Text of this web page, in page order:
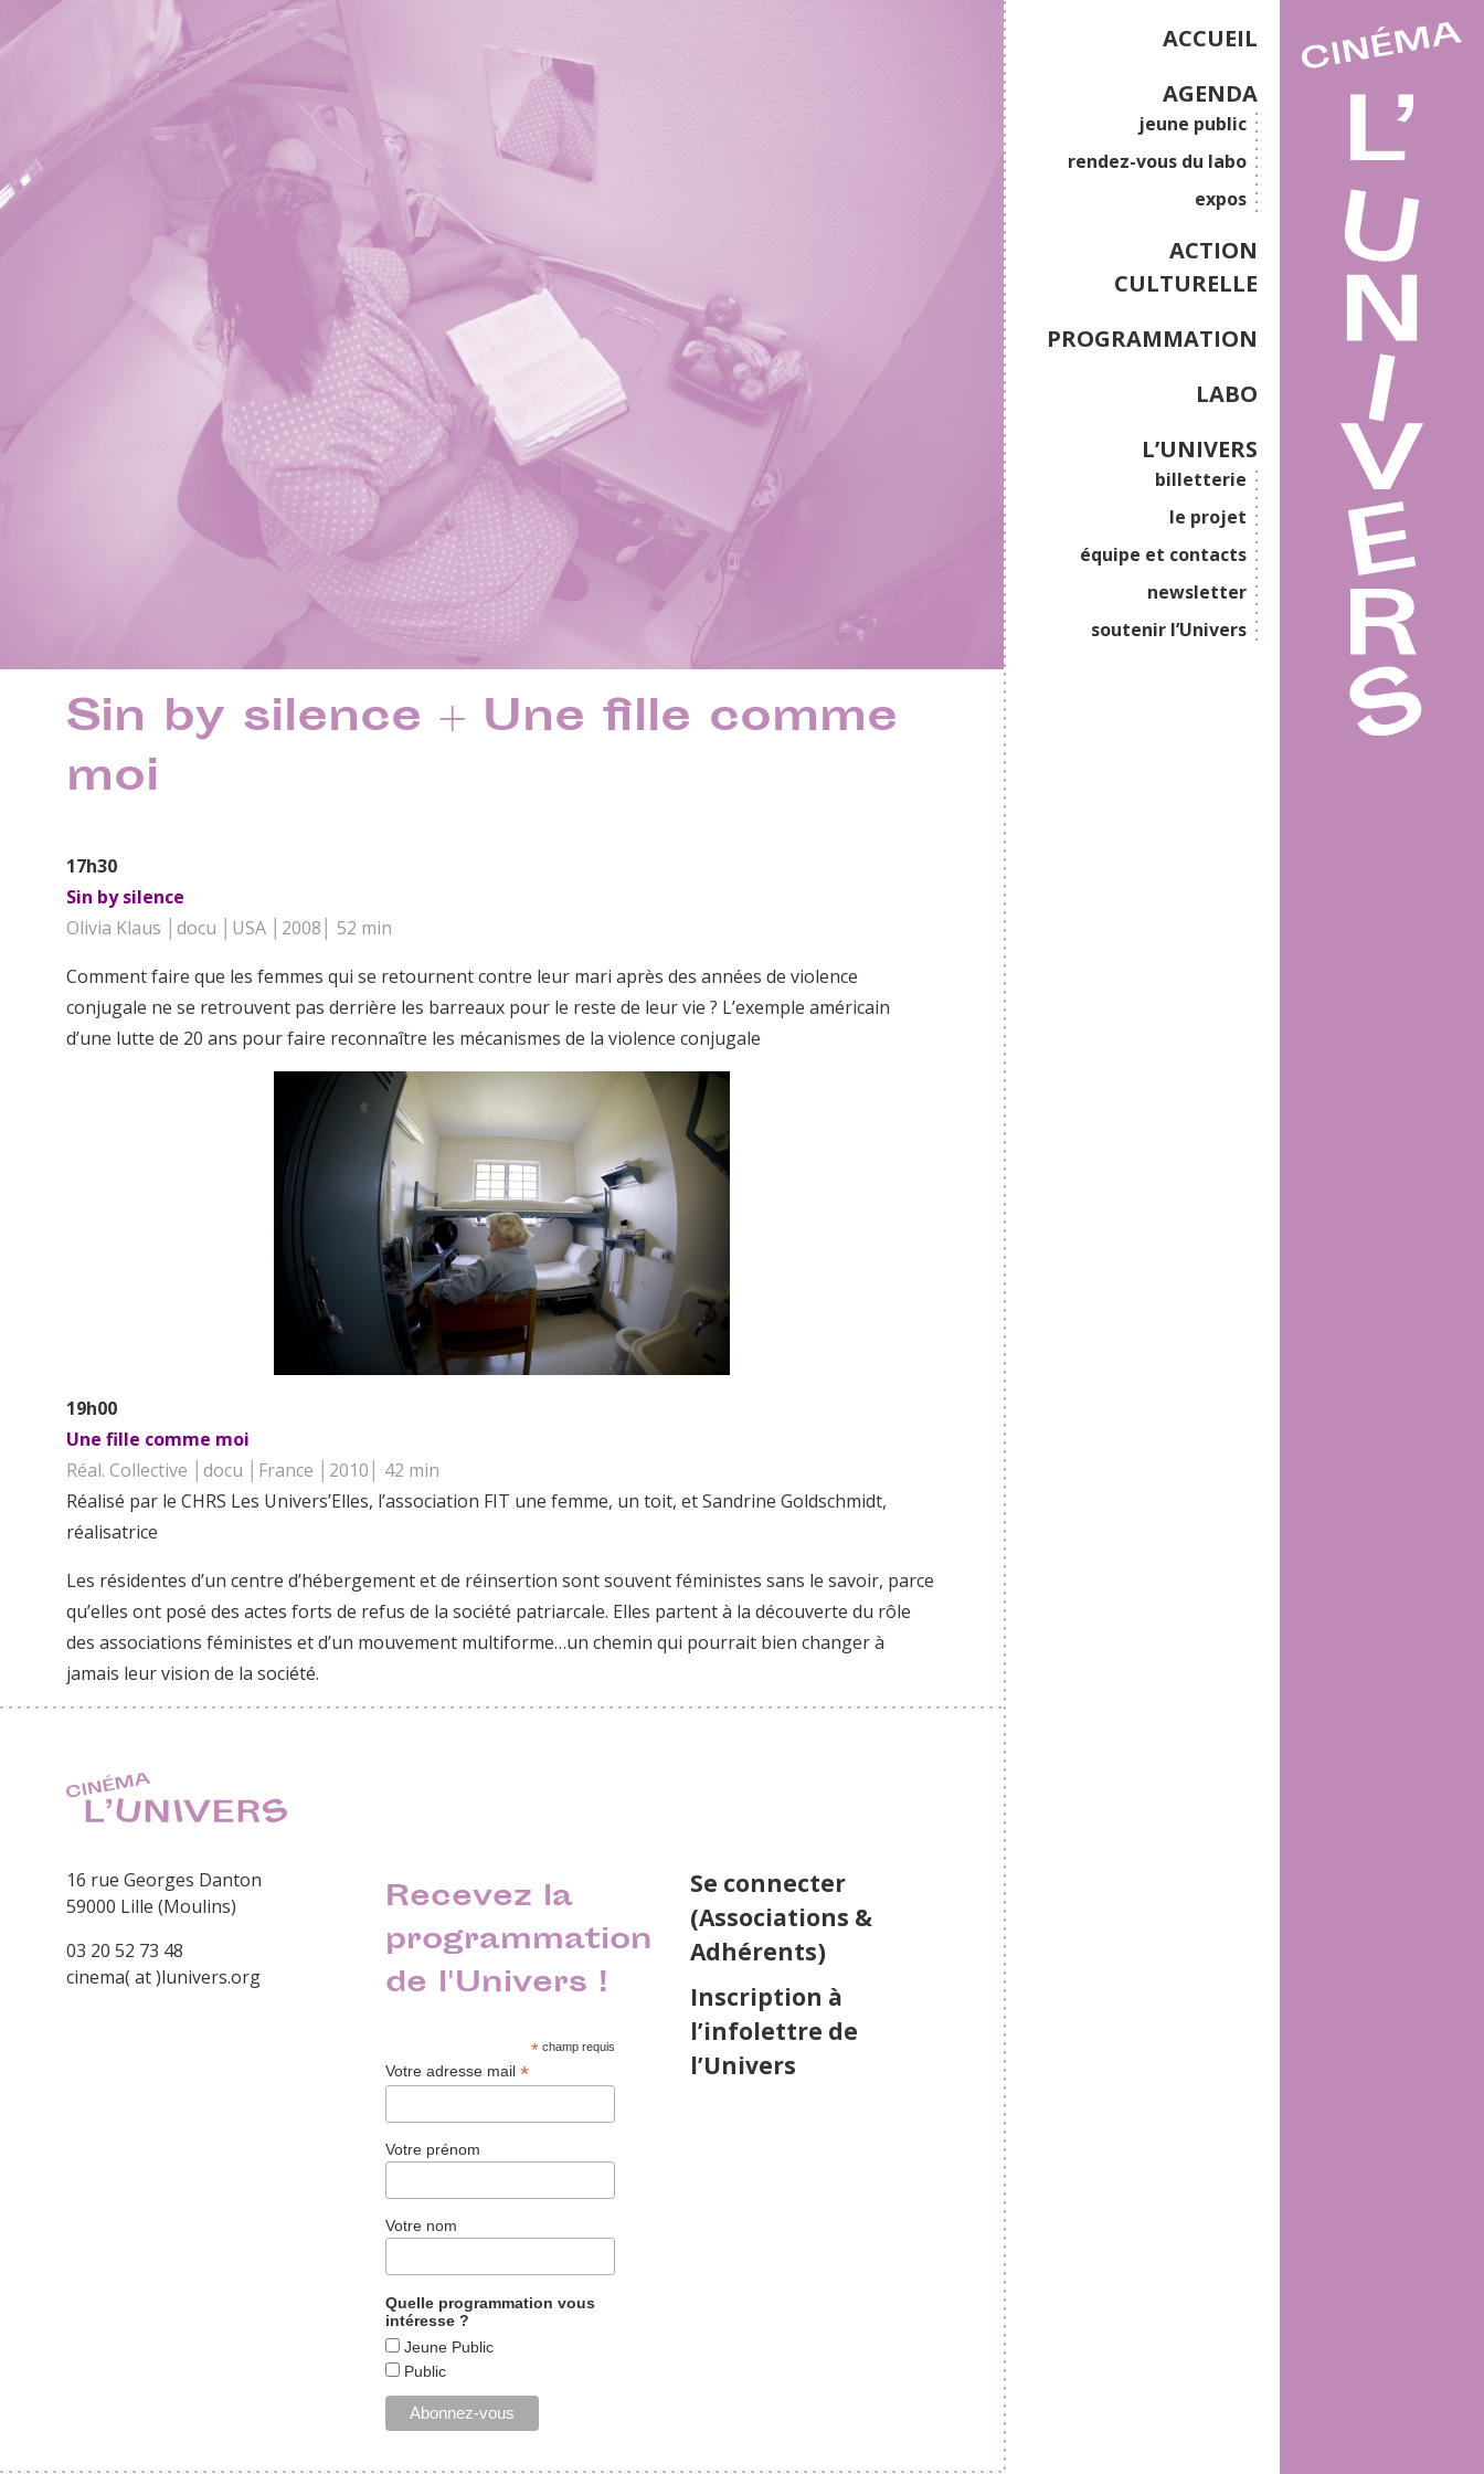
ACCUEIL
AGENDA
jeune public
rendez-vous du labo
expos
ACTION
CULTURELLE
PROGRAMMATION
LABO
L’UNIVERS
billetterie
le projet
équipe et contacts
newsletter
soutenir l’Univers
Sin by silence + Une fille comme
moi
17h30
Sin by silence
Olivia Klaus │docu │USA │2008│ 52 min
Comment faire que les femmes qui se retournent contre leur mari après des années de violence
conjugale ne se retrouvent pas derrière les barreaux pour le reste de leur vie ? L’exemple américain
d’une lutte de 20 ans pour faire reconnaître les mécanismes de la violence conjugale
19h00
Une fille comme moi
Réal. Collective │docu │France │2010│ 42 min
Réalisé par le CHRS Les Univers’Elles, l’association FIT une femme, un toit, et Sandrine Goldschmidt,
réalisatrice
Les résidentes d’un centre d’hébergement et de réinsertion sont souvent féministes sans le savoir, parce
qu’elles ont posé des actes forts de refus de la société patriarcale. Elles partent à la découverte du rôle
des associations féministes et d’un mouvement multiforme…un chemin qui pourrait bien changer à
jamais leur vision de la société.
16 rue Georges Danton
59000 Lille (Moulins)
03 20 52 73 48
cinema( at )lunivers.org
Recevez la
programmation
de l'Univers !
*champ requis
Votre adresse mail*
Votre prénom
Votre nom
Quelle programmation vous
intéresse ?
Jeune Public
Public
Se connecter
(Associations &
Adhérents)
Inscription à
l’infolettre de
l’Univers